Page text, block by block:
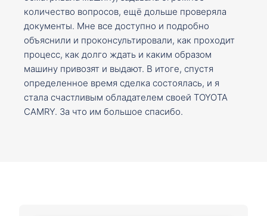
количество вопросов, ещё дольше проверяла
документы. Мне все доступно и подробно
объяснили и проконсультировали, как проходит
процесс, как долго ждать и каким образом
машину привозят и выдают. В итоге, спустя
определенное время сделка состоялась, и я
стала счастливым обладателем своей TOYOTA
CAMRY. За что им большое спасибо.